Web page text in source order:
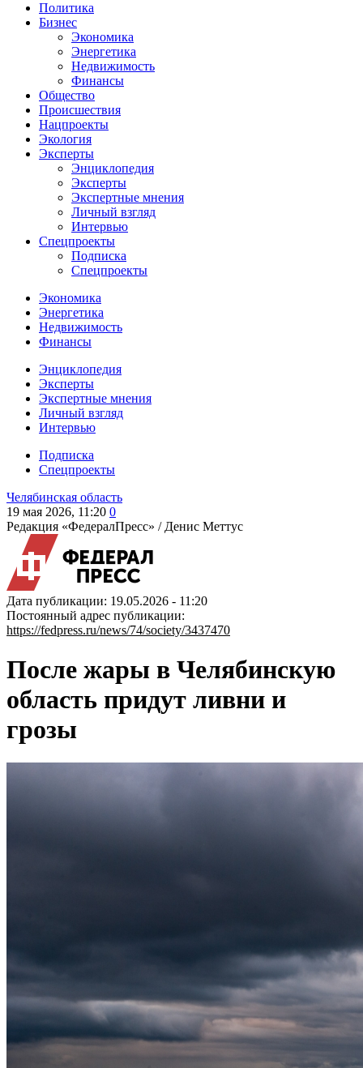
Политика
Бизнес
Экономика
Энергетика
Недвижимость
Финансы
Общество
Происшествия
Нацпроекты
Экология
Эксперты
Энциклопедия
Эксперты
Экспертные мнения
Личный взгляд
Интервью
Спецпроекты
Подписка
Спецпроекты
Экономика
Энергетика
Недвижимость
Финансы
Энциклопедия
Эксперты
Экспертные мнения
Личный взгляд
Интервью
Подписка
Спецпроекты
Челябинская область
19 мая 2026, 11:20 0
Редакция «ФедералПресс» / Денис Меттус
Дата публикации: 19.05.2026 - 11:20
Постоянный адрес публикации:
https://fedpress.ru/news/74/society/3437470
После жары в Челябинскую
область придут ливни и
грозы